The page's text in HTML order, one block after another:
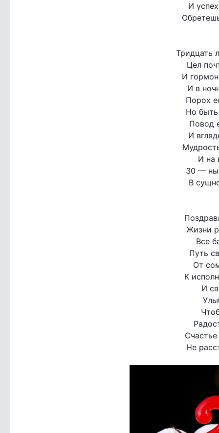
И
Тридцать
Цел
И
И в
Порох
Но
Повод
И
И на
30 —
В
Жизни
Все
Путь
От
К
И
Не